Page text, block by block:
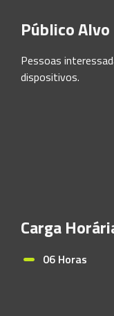
Público Alvo
Pessoas
dispositivos.
Carga
06 Horas